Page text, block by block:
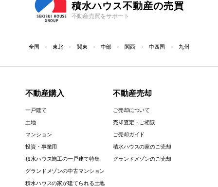
積水ハウス不動産の売買
不動産売買をサポート
全国 東北 関東 中部 関西 中四国 九州
不動産購入
一戸建て
土地
マンション
投資・事業用
積水ハウス施工の一戸建て特集
グランドメゾンの中古マンション
積水ハウスの家が建てられる土地
不動産売却
ご売却について
売却査定・ご相談
ご売却ガイド
積水ハウスの家のご売却
グランドメゾンのご売却